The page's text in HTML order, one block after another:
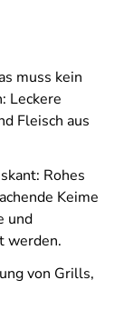
muss kein
Leckere
Fleisch aus
Rohes
Keime
und
werden.
von Grills,